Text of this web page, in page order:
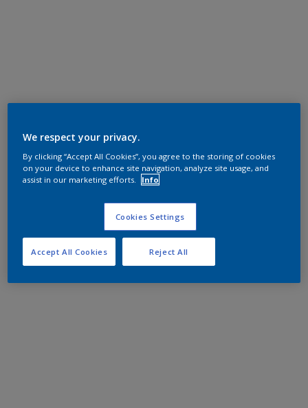
We respect your privacy.
By clicking “Accept All Cookies”, you agree to the storing of cookies
on your device to enhance site navigation, analyze site usage, and
assist in our marketing efforts.
Info
Cookies Settings
Reject All
Accept All Cookies